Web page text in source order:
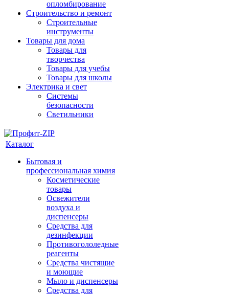
опломбирование
Строительство и ремонт
Строительные
инструменты
Товары для дома
Товары для
творчества
Товары для учебы
Товары для школы
Электрика и свет
Системы
безопасности
Светильники
Каталог
Бытовая и
профессиональная химия
Косметические
товары
Освежители
воздуха и
диспенсеры
Средства для
дезинфекции
Противогололедные
реагенты
Средства чистящие
и моющие
Мыло и диспенсеры
Средства для